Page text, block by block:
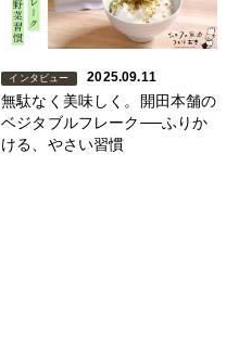
インタビュー 2025.09.11
無駄なく美味しく。開田本舗の
ベジタブルフレーク──ふりか
ける、やさい習慣